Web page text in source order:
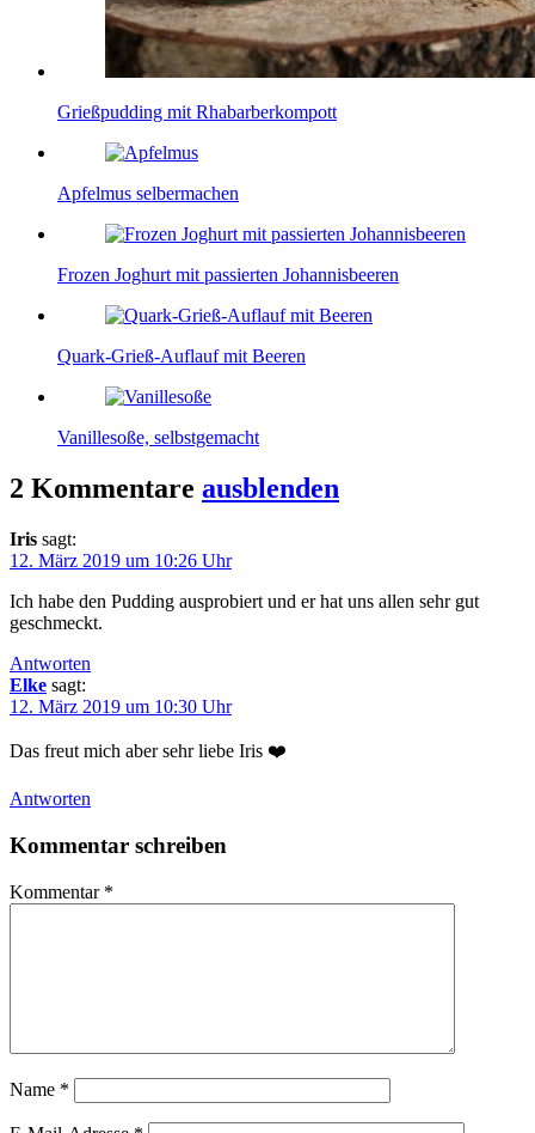
Grießpudding mit Rhabarberkompott
Apfelmus selbermachen
Frozen Joghurt mit passierten Johannisbeeren
Quark-Grieß-Auflauf mit Beeren
Vanillesoße, selbstgemacht
2 Kommentare ausblenden
Iris sagt:
12. März 2019 um 10:26 Uhr
Ich habe den Pudding ausprobiert und er hat uns allen sehr gut
geschmeckt.
Antworten
Elke sagt:
12. März 2019 um 10:30 Uhr
Das freut mich aber sehr liebe Iris ❤️
Antworten
Kommentar schreiben
Kommentar *
Name *